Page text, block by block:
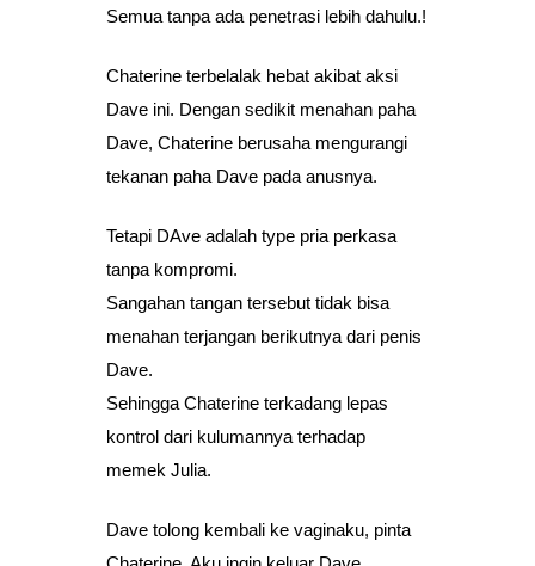
Semua tanpa ada penetrasi lebih dahulu.!
Chaterine terbelalak hebat akibat aksi
Dave ini. Dengan sedikit menahan paha
Dave, Chaterine berusaha mengurangi
tekanan paha Dave pada anusnya.
Tetapi DAve adalah type pria perkasa
tanpa kompromi.
Sangahan tangan tersebut tidak bisa
menahan terjangan berikutnya dari penis
Dave.
Sehingga Chaterine terkadang lepas
kontrol dari kulumannya terhadap
memek Julia.
Dave tolong kembali ke vaginaku, pinta